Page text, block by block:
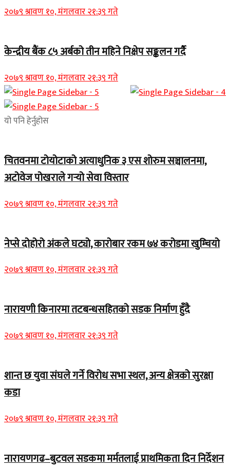
२०७९ श्रावण १०, मंगलवार २१:३९ गते
केन्द्रीय बैंक ८५ अर्बको तीन महिने निक्षेप सङ्कलन गर्दै
२०७९ श्रावण १०, मंगलवार २१:३९ गते
यो पनि हेर्नुहोस
चितवनमा टोयोटाको अत्याधुनिक ३ एस शोरुम सञ्चालनमा,
अटोवेज पोखराले गर्‍यो सेवा विस्तार
२०७९ श्रावण १०, मंगलवार २१:३९ गते
नेप्से दोहोरो अंकले घट्यो, कारोबार रकम ७४ करोडमा खुम्चियो
२०७९ श्रावण १०, मंगलवार २१:३९ गते
नारायणी किनारमा तटबन्धसहितको सडक निर्माण हुँदै
२०७९ श्रावण १०, मंगलवार २१:३९ गते
शान्त छ युवा संघले गर्ने विरोध सभा स्थल, अन्य क्षेत्रको सुरक्षा
कडा
२०७९ श्रावण १०, मंगलवार २१:३९ गते
नारायणगढ–बुटवल सडकमा मर्मतलाई प्राथमिकता दिन निर्देशन